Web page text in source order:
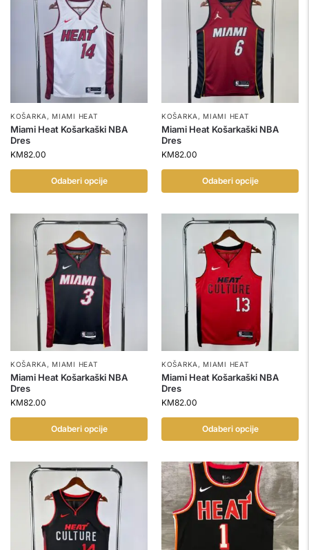
KOŠARKA ,MIAMI HEAT
Miami Heat Košarkaški NBA
Dres
KM82.00
Odaberi opcije
KOŠARKA ,MIAMI HEAT
Miami Heat Košarkaški NBA
Dres
KM82.00
Odaberi opcije
KOŠARKA ,MIAMI HEAT
Miami Heat Košarkaški NBA
Dres
KM82.00
Odaberi opcije
KOŠARKA ,MIAMI HEAT
Miami Heat Košarkaški NBA
Dres
KM82.00
Odaberi opcije